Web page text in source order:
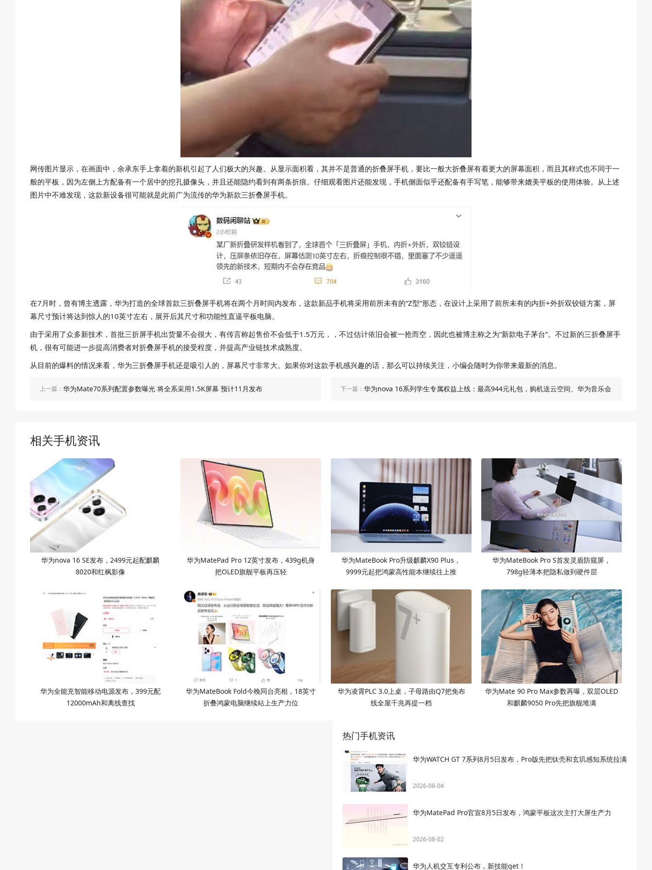
网传图片显示，在画面中，余承东手上拿着的新机引起了人们极大的兴趣。从显示面积看，其并不是普通的折叠屏手机，要比一般大折叠屏有着更大的屏幕面积，而且其样式也不同于一
般的平板，因为左侧上方配备有一个居中的挖孔摄像头，并且还能隐约看到有两条折痕。仔细观看图片还能发现，手机侧面似乎还配备有手写笔，能够带来媲美平板的使用体验。从上述
图片中不难发现，这款新设备很可能就是此前广为流传的华为新款三折叠屏手机。
在7月时，曾有博主透露，华为打造的全球首款三折叠屏手机将在两个月时间内发布，这款新品手机将采用前所未有的“Z型”形态，在设计上采用了前所未有的内折+外折双铰链方案，屏
幕尺寸预计将达到惊人的10英寸左右，展开后其尺寸和功能性直逼平板电脑。
由于采用了众多新技术，首批三折屏手机出货量不会很大，有传言称起售价不会低于1.5万元，，不过估计依旧会被一抢而空，因此也被博主称之为“新款电子茅台”。不过新的三折叠屏手
机，很有可能进一步提高消费者对折叠屏手机的接受程度，并提高产业链技术成熟度。
从目前的爆料的情况来看，华为三折叠屏手机还是吸引人的，屏幕尺寸非常大。如果你对这款手机感兴趣的话，那么可以持续关注，小编会随时为你带来最新的消息。
上一篇： 华为Mate70系列配置参数曝光 将全系采用1.5K屏幕 预计11月发布 下一篇： 华为nova 16系列学生专属权益上线：最高944元礼包，购机送云空间、华为音乐会
相关手机资讯
华为nova 16 SE发布，2499元起配麒麟
8020和红枫影像
华为MatePad Pro 12英寸发布，439g机身
把OLED旗舰平板再压轻
华为MateBook Pro升级麒麟X90 Plus，
9999元起把鸿蒙高性能本继续往上推
华为MateBook Pro S首发灵盾防窥屏，
798g轻薄本把隐私做到硬件层
华为全能充智能移动电源发布，399元配
12000mAh和离线查找
华为MateBook Fold今晚同台亮相，18英寸
折叠鸿蒙电脑继续站上生产力位
华为凌霄PLC 3.0上桌，子母路由Q7把免布
线全屋千兆再提一档
华为Mate 90 Pro Max参数再曝，双层OLED
和麒麟9050 Pro先把旗舰堆满
热门手机资讯
华为WATCH GT 7系列8月5日发布，Pro版先把钛壳和玄玑感知系统拉满
2026-08-04
华为MatePad Pro官宣8月5日发布，鸿蒙平板这次主打大屏生产力
2026-08-02
华为人机交互专利公布，新技能get！